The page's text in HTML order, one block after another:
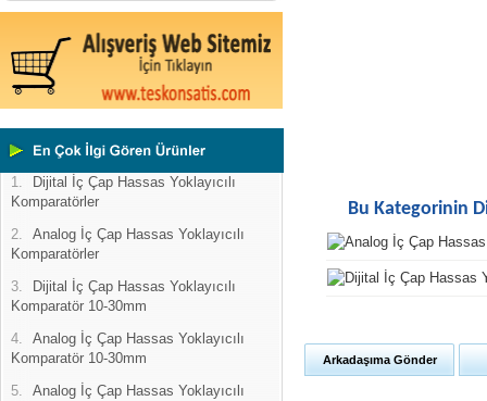
1.
Dijital İç Çap Hassas Yoklayıcılı
Komparatörler
2.
Analog İç Çap Hassas Yoklayıcılı
Komparatörler
3.
Dijital İç Çap Hassas Yoklayıcılı
Komparatör 10-30mm
4.
Analog İç Çap Hassas Yoklayıcılı
Komparatör 10-30mm
5.
Analog İç Çap Hassas Yoklayıcılı
Bu Kategorinin
Arkadaşıma Gönder